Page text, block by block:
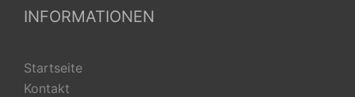
INFORMATIONEN
Startseite
Kontakt